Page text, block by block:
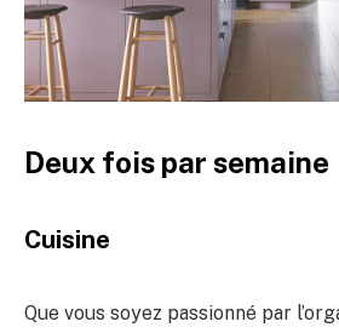
Deux fois par semaine
Cuisine
Que vous soyez passionné par